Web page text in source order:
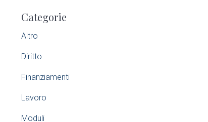
r
i
m
a
Categorie
Altro
Diritto
Finanziamenti
Lavoro
Moduli